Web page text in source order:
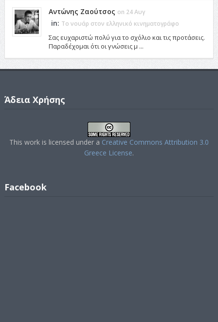
Αντώνης Ζαούτσος on 24 Αυγ
in: Το νουάρ στον ελληνικό κινηματογράφο
Σας ευχαριστώ πολύ για το σχόλιο και τις προτάσεις.
Παραδέχομαι ότι οι γνώσεις μ ...
Άδεια Χρήσης
This work is licensed under a Creative Commons Attribution 3.0
Greece License.
Facebook